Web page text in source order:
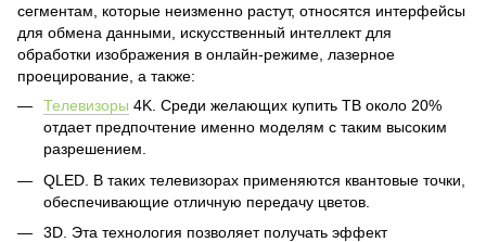
сегментам, которые неизменно растут, относятся интерфейсы
для обмена данными, искусственный интеллект для
обработки изображения в онлайн-режиме, лазерное
проецирование, а также:
Телевизоры 4K. Среди желающих купить ТВ около 20%
отдает предпочтение именно моделям с таким высоким
разрешением.
QLED. В таких телевизорах применяются квантовые точки,
обеспечивающие отличную передачу цветов.
3D. Эта технология позволяет получать эффект